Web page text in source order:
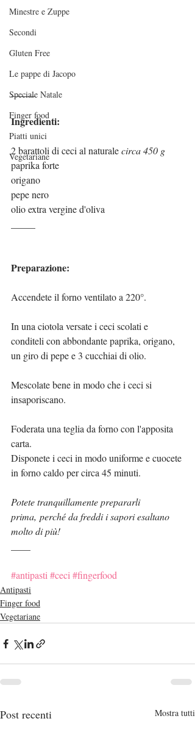
Minestre e Zuppe
Secondi
Gluten Free
Le pappe di Jacopo
Speciale Natale
Finger food
Piatti unici
Vegetariane
_____
Ingredienti:
2 barattoli di ceci al naturale circa 450 g
paprika forte
origano
pepe nero
olio extra vergine d'oliva
Preparazione:
Accendete il forno ventilato a 220°.
In una ciotola versate i ceci scolati e
conditeli con abbondante paprika, origano,
un giro di pepe e 3 cucchiai di olio.
Mescolate bene in modo che i ceci si
insaporiscano.
Foderata una teglia da forno con l'apposita
carta.
Disponete i ceci in modo uniforme e cuocete
in forno caldo per circa 45 minuti.
Potete tranquillamente prepararli
prima, perché da freddi i sapori esaltano
molto di più!
#antipasti #ceci #fingerfood
Antipasti
Finger food
Vegetariane
Post recenti Mostra tutti